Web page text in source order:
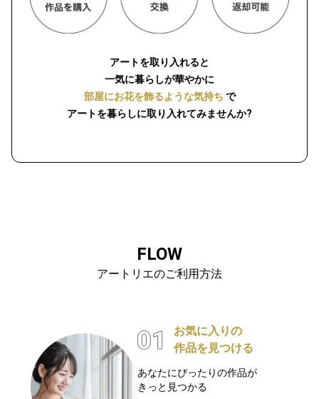
アートを取り入れると
一気に暮らしが華やかに
部屋にお花を飾るような気持ち で
アートを暮らしに取り入れてみませんか?
FLOW
アートリエのご利用方法
お気に入りの
作品を見つける
あなたにぴったりの作品が
きっと見つかる